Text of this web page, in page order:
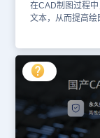
在CAD制图过程
文本，从而提高
拼写检查功能的步
出多行文字输入框
项】按钮。2、在
【拼写检查】。
写错误，并在出现
错误。如下图所
其内置的词典进行